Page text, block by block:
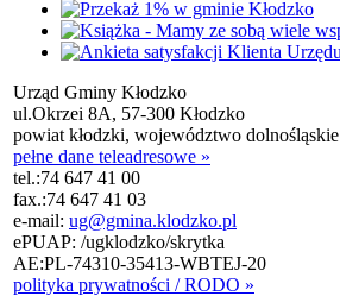
Urząd Gminy Kłodzko
ul.Okrzei 8A, 57-300 Kłodzko
powiat kłodzki, województwo dolnośląskie
pełne dane teleadresowe »
tel.:74 647 41 00
fax.:74 647 41 03
e-mail: ug@gmina.klodzko.pl
ePUAP: /ugklodzko/skrytka
AE:PL-74310-35413-WBTEJ-20
polityka prywatności / RODO »